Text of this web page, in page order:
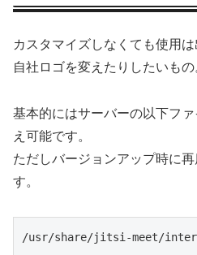
カスタマイズしなくても使用
自社ロゴを変えたりしたいもの
基本的にはサーバーの以下フ
え可能です。
ただしバージョンアップ時に
す。
/usr/share/jitsi-meet/